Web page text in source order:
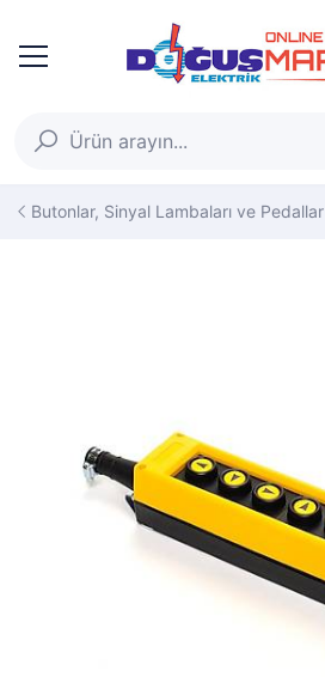
Butonlar, Sinyal Lambaları ve Pedallar